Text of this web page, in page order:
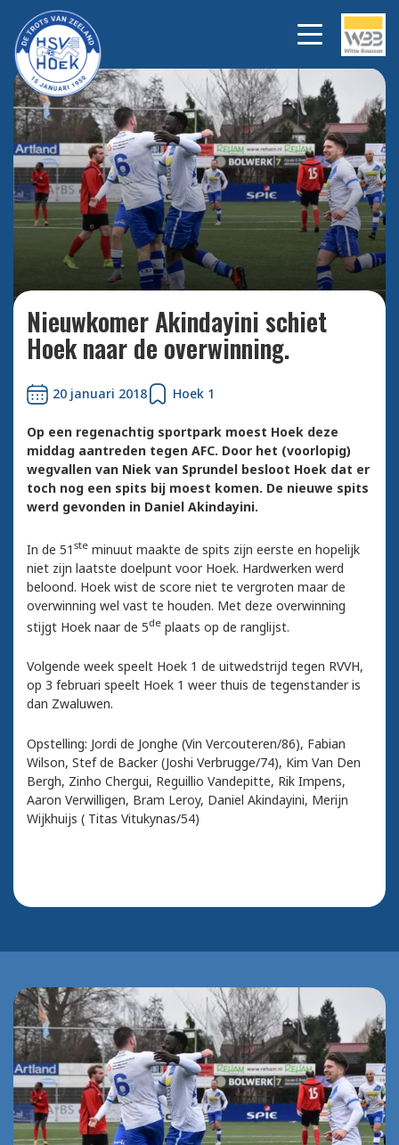
Nieuwkomer Akindayini
schiet Hoek naar de
overwinning.
Bekijk
alle
foto's
Nieuwkomer Akindayini schiet
Hoek naar de overwinning.
20 januari 2018 Hoek 1
Op een regenachtig sportpark moest Hoek deze
middag aantreden tegen AFC. Door het (voorlopig)
wegvallen van Niek van Sprundel besloot Hoek dat er
toch nog een spits bij moest komen. De nieuwe spits
werd gevonden in Daniel Akindayini.
In de 51 ste minuut maakte de spits zijn eerste en hopelijk
niet zijn laatste doelpunt voor Hoek. Hardwerken werd
beloond. Hoek wist de score niet te vergroten maar de
overwinning wel vast te houden. Met deze overwinning
stijgt Hoek naar de 5de plaats op de ranglijst.
Volgende week speelt Hoek 1 de uitwedstrijd tegen RVVH,
op 3 februari speelt Hoek 1 weer thuis de tegenstander is
dan Zwaluwen.
Opstelling: Jordi de Jonghe (Vin Vercouteren/86), Fabian
Wilson, Stef de Backer (Joshi Verbrugge/74), Kim Van Den
Bergh, Zinho Chergui, Reguillio Vandepitte, Rik Impens,
Aaron Verwilligen, Bram Leroy, Daniel Akindayini, Merijn
Wijkhuijs ( Titas Vitukynas/54)